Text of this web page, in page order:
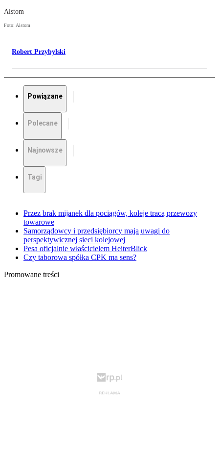
Alstom
Foto: Alstom
Robert Przybylski
Powiązane
Polecane
Najnowsze
Tagi
Przez brak mijanek dla pociągów, koleje tracą przewozy
towarowe
Samorządowcy i przedsiębiorcy mają uwagi do
perspektywicznej sieci kolejowej
Pesa oficjalnie właścicielem HeiterBlick
Czy taborowa spółka CPK ma sens?
Promowane treści